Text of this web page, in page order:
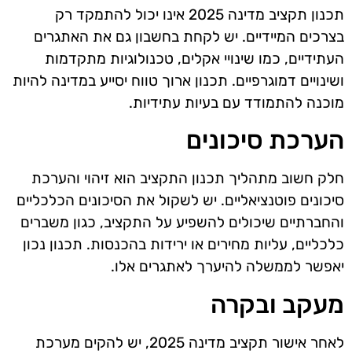
תכנון תקציב מדינה 2025 אינו יכול להתמקד רק
בצרכים המיידיים. יש לקחת בחשבון גם את האתגרים
העתידיים, כמו שינויי אקלים, טכנולוגיות מתקדמות
ושינויים דמוגרפיים. תכנון ארוך טווח יסייע במדינה להיות
מוכנה להתמודד עם בעיות עתידיות.
הערכת סיכונים
חלק חשוב מתהליך תכנון התקציב הוא זיהוי והערכת
סיכונים פוטנציאליים. יש לשקול את הסיכונים הכלכליים
והחברתיים שיכולים להשפיע על התקציב, כגון משברים
כלכליים, עליות מחירים או ירידות בהכנסות. תכנון נכון
יאפשר לממשלה להיערך לאתגרים אלו.
מעקב ובקרה
לאחר אישור תקציב מדינה 2025, יש להקים מערכת